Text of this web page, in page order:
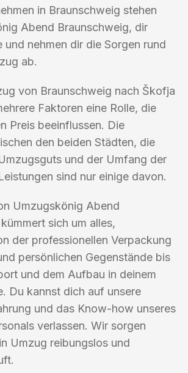
in Braunschweig stehen
Abend Braunschweig, dir
und nehmen dir die Sorgen rund
ab.
von Braunschweig nach Škofja
Faktoren eine Rolle, die
Preis beeinflussen. Die
den beiden Städten, die
und der Umfang der
sind nur einige davon.
Umzugskönig Abend
sich um alles,
der professionellen Verpackung
persönlichen Gegenstände bis
und dem Aufbau in deinem
Du kannst dich auf unsere
und das Know-how unseres
verlassen. Wir sorgen
Umzug reibungslos und